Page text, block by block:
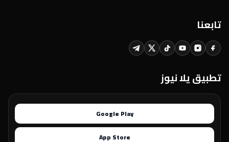
تابعنا
تطبيق يلا نيوز
Google Play
App Store